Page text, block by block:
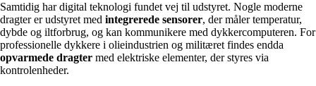
Samtidig har digital teknologi fundet vej til udstyret. Nogle moderne
dragter er udstyret med integrerede sensorer, der måler temperatur,
dybde og iltforbrug, og kan kommunikere med dykkercomputeren. For
professionelle dykkere i olieindustrien og militæret findes endda
opvarmede dragter med elektriske elementer, der styres via
kontrolenheder.